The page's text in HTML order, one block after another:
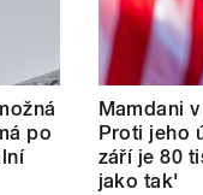
po
Mamdani
Proti jeho
září je 80
jako tak'